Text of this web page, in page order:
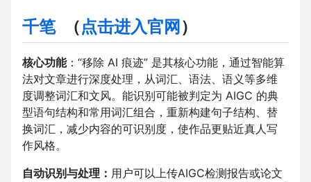
千笔（点击进入官网 ）
核心功能：“移除 AI 痕迹” 是其核心功能，通过智能算
法对文章进行深度处理，从词汇、语法、语义等多维
度调整词汇和文风。能识别可能被判定为 AIGC 的典
型语句结构和常用词汇组合，重新构建句子结构、替
换词汇，减少内容的可识别度，使作品更贴近真人写
作风格。
自动识别与处理： 用户可以上传AIGC检测报告或论文